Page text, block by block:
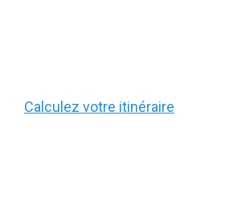
Calculez votre itinéraire